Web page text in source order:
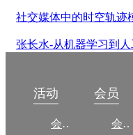
社交媒体中的时空轨迹
张长水-从机器学习到人
活动
会议
会员
会员简介